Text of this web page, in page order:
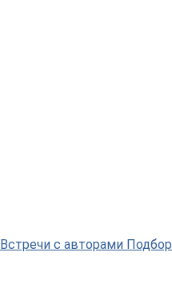
Встречи с авторами Подбор